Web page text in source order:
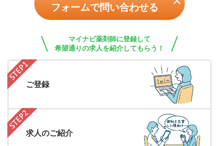
フォームで問い合わせる
マイナビ薬剤師に登録して
希望通りの求人を紹介してもらう！
ご登録
求人のご紹介